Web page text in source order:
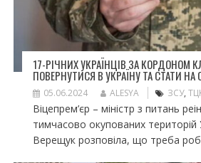
17-РІЧНИХ УКРАЇНЦІВ ЗА КОРДОНОМ
ПОВЕРНУТИСЯ В УКРАЇНУ ТА СТАТИ НА
05.06.2024 ALESYA ЗСУ,
Віцепрем’єр – міністр з питань
тимчасово окупованих територій
Верещук розповіла, що треба